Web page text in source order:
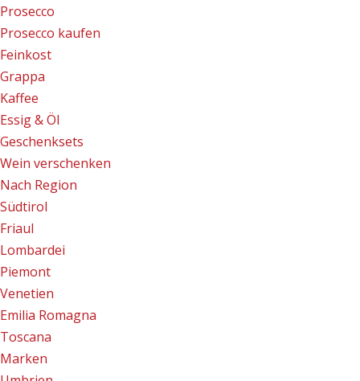
Prosecco
Prosecco kaufen
Feinkost
Grappa
Kaffee
Essig & Öl
Geschenksets
Wein verschenken
Nach Region
Südtirol
Friaul
Lombardei
Piemont
Venetien
Emilia Romagna
Toscana
Marken